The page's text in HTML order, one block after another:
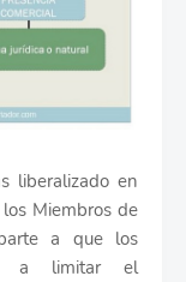
liberalizado en
Miembros de
a que los
a limitar el